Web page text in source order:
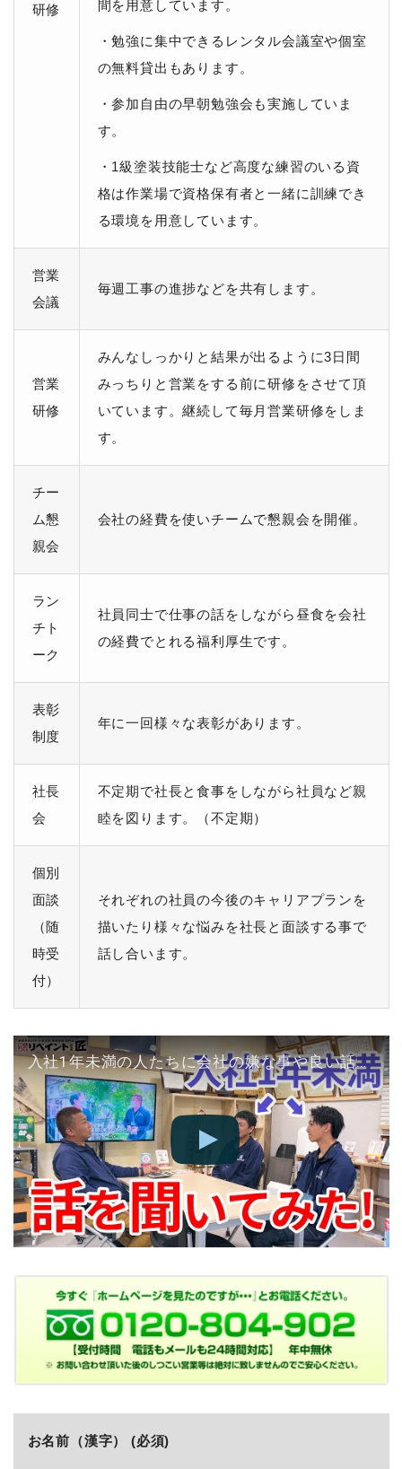
研修 間を用意しています。
・勉強に集中できるレンタル会議室や個室
の無料貸出もあります。
・参加自由の早朝勉強会も実施していま
す。
・1級塗装技能士など高度な練習のいる資
格は作業場で資格保有者と一緒に訓練でき
る環境を用意しています。
営業
会議
毎週工事の進捗などを共有します。
営業
研修
みんなしっかりと結果が出るように3日間
みっちりと営業をする前に研修をさせて頂
いています。継続して毎月営業研修をしま
す。
チー
ム懇
親会
会社の経費を使いチームで懇親会を開催。
ラン
チト
ーク
社員同士で仕事の話をしながら昼食を会社
の経費でとれる福利厚生です。
表彰
制度
年に一回様々な表彰があります。
社長
会
不定期で社長と食事をしながら社員など親
睦を図ります。（不定期）
個別
面談
（随
時受
付）
それぞれの社員の今後のキャリアプランを
描いたり様々な悩みを社長と面談する事で
話し合います。
入社1年未満の人たちに会社の嫌な事や良い話を聞いてみた
お名前（漢字） (必須)